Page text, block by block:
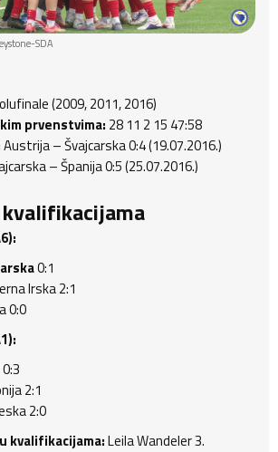
SDA
(2009, 2011, 2016)
prvenstvima: 28 11 2 15 47:58
Austrija – Švajcarska 0:4 (19.07.2016.)
– Španija 0:5 (25.07.2016.)
0:1
Irska 2:1
0:0
0:3
2:1
2:0
kvalifikacijama:Leila Wandeler 3.